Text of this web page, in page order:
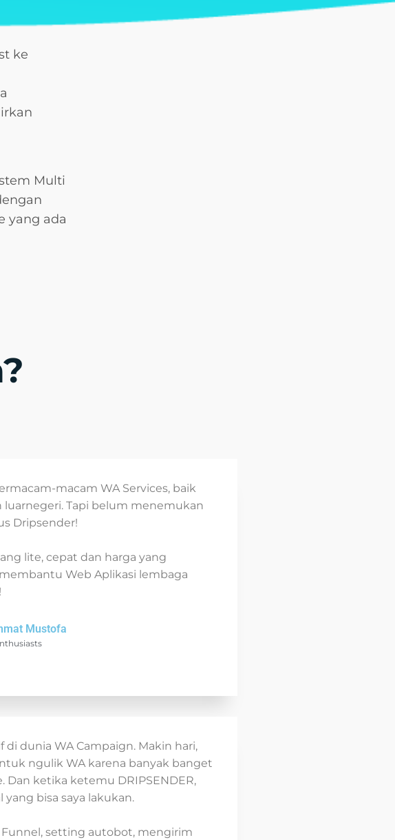
ke
Multi
yang ada
macam WA Services, baik
luarnegeri. Tapi belum menemukan
Dripsender!
lite, cepat dan harga yang
Web Aplikasi lembaga
Mustofa
di dunia WA Campaign. Makin hari,
ngulik WA karena banyak banget
Dan ketika ketemu DRIPSENDER,
bisa saya lakukan.
Funnel, setting autobot, mengirim